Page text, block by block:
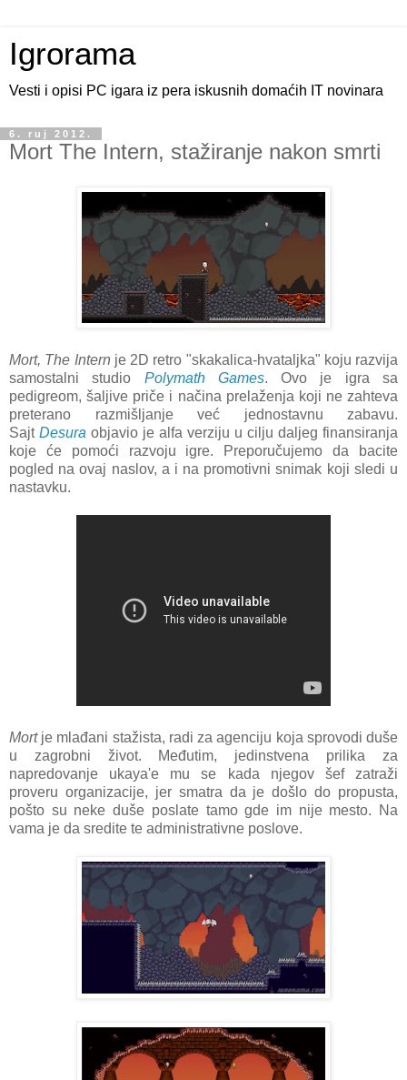
Igrorama
Vesti i opisi PC igara iz pera iskusnih domaćih IT novinara
6. ruj 2012.
Mort The Intern, stažiranje nakon smrti
Mort, The Intern je 2D retro "skakalica-hvataljka" koju razvija
samostalni studio Polymath Games. Ovo je igra sa
pedigreom, šaljive priče i načina prelaženja koji ne zahteva
preterano razmišljanje već jednostavnu zabavu.
Sajt Desura objavio je alfa verziju u cilju daljeg finansiranja
koje će pomoći razvoju igre. Preporučujemo da bacite
pogled na ovaj naslov, a i na promotivni snimak koji sledi u
nastavku.
Mortje mlađani stažista, radi za agenciju koja sprovodi duše
u zagrobni život. Međutim, jedinstvena prilika za
napredovanje ukaya'e mu se kada njegov šef zatraži
proveru organizacije, jer smatra da je došlo do propusta,
pošto su neke duše poslate tamo gde im nije mesto. Na
vama je da sredite te administrativne poslove.